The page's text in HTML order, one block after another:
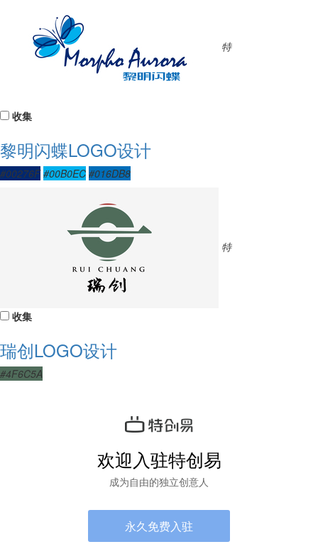
特
收集
黎明闪蝶LOGO设计
#00276F #00B0EC #016DB8
特
收集
瑞创LOGO设计
#4F6C5A
欢迎入驻特创易
成为自由的独立创意人
永久免费入驻